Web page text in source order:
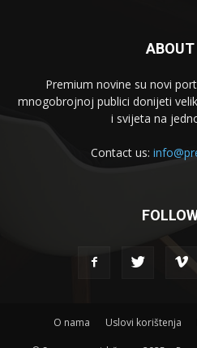
ABOUT
Premium novine su novi
mnogobrojnoj publici donijeti
i svijeta na
Contact us:
O nama Uslovi korištenja